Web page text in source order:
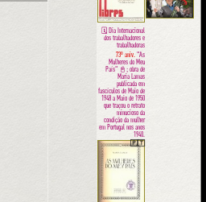
🗓 Dia Internacional
dos trabalhadores e
trabalhadoras
73º aniv. "As
Mulheres do Meu
País" 📓; obra de
Maria Lamas
publicada em
fascículos de Maio de
1948 a Maio de 1950
que traçou o retrato
minucioso da
condição da mulher
em Portugal nos anos
1940.
🇵🇹